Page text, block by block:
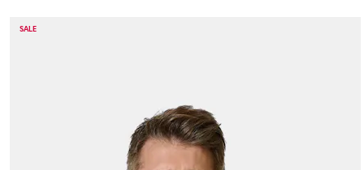
SALE